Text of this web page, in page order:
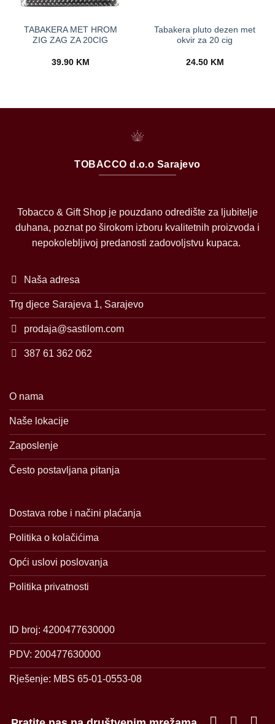
TABAKERA MET HROM
ZIG ZAG ZA 20CIG
39.90 KM
Tabakera pluto dezen met
okvir za 20 cig
24.50 KM
TOBACCO d.o.o Sarajevo
Tobacco & Gift Shop je pouzdano odredište za ljubitelje
duhana, poznat po širokom izboru kvalitetnih proizvoda i
nepokolebljivoj predanosti zadovoljstvu kupaca.
Naša adresa
Trg djece Sarajeva 1, Sarajevo
prodaja@sastilom.com
387 61 362 062
O nama
Naše lokacije
Zaposlenje
Često postavljana pitanja
Dostava robe i načini plaćanja
Politika o kolačićima
Opći uslovi poslovanja
Politika privatnosti
ID broj: 4200477630000
PDV: 200477630000
Rješenje: MBS 65-01-0553-08